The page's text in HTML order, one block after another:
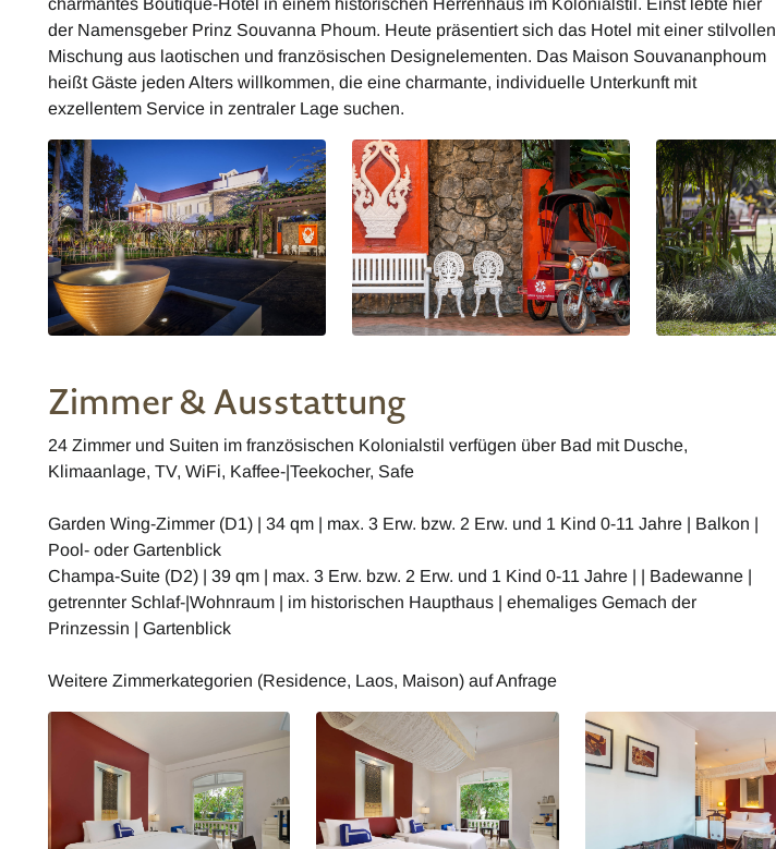
der Namensgeber Prinz Souvanna Phoum. Heute präsentiert sich das Hotel mit einer stilvollen
Mischung aus laotischen und französischen Designelementen. Das Maison Souvananphoum
heißt Gäste jeden Alters willkommen, die eine charmante, individuelle Unterkunft mit
exzellentem Service in zentraler Lage suchen.
Zimmer & Ausstattung
24 Zimmer und Suiten im französischen Kolonialstil verfügen über Bad mit Dusche,
Klimaanlage, TV, WiFi, Kaffee-|Teekocher, Safe
Garden Wing-Zimmer (D1) | 34 qm | max. 3 Erw. bzw. 2 Erw. und 1 Kind 0-11 Jahre | Balkon |
Pool- oder Gartenblick
Champa-Suite (D2) | 39 qm | max. 3 Erw. bzw. 2 Erw. und 1 Kind 0-11 Jahre | | Badewanne |
getrennter Schlaf-|Wohnraum | im historischen Haupthaus | ehemaliges Gemach der
Prinzessin | Gartenblick
Weitere Zimmerkategorien (Residence, Laos, Maison) auf Anfrage